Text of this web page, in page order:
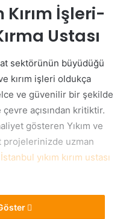
Kırım İşleri-
Ustası
sektörünün büyüdüğü
kırım işleri oldukça
ve güvenilir bir şekilde
açısından kritiktir.
gösteren Yıkım ve
projelerinizde uzman
İstanbul yıkım kırım ustası
ve Kırım